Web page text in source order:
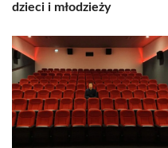
dzieci i młodzieży